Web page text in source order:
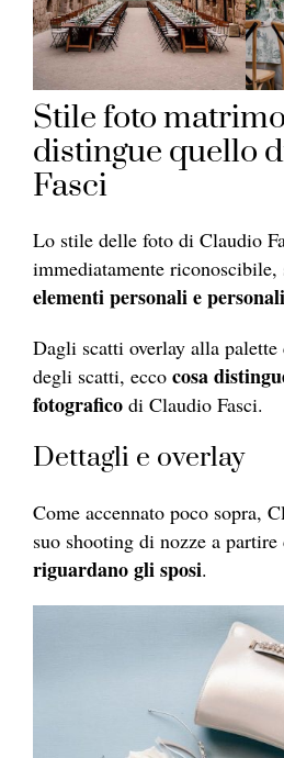
Stile foto
distingue quello
Fasci
Lo stile delle foto di Claudio
immediatamente riconoscibile,
elementi personali e
Dagli scatti overlay alla
degli scatti, ecco cosa
fotografico di Claudio Fasci.
Dettagli e overlay
Come accennato poco sopra,
suo shooting di nozze a partire
riguardano gli sposi.